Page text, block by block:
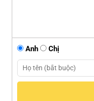
Anh Chị